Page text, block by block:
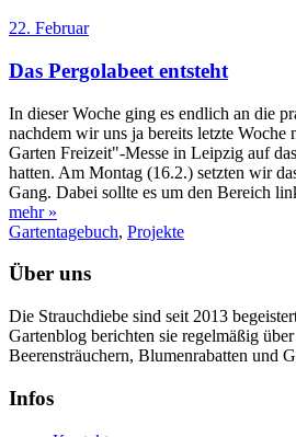
22. Februar
Das Pergolabeet entsteht
In dieser Woche ging es endlich an die
nachdem wir uns ja bereits letzte Woche
Garten Freizeit"-Messe in Leipzig auf
hatten. Am Montag (16.2.) setzten wir
Gang. Dabei sollte es um den Bereich
mehr »
Gartentagebuch, Projekte
Über uns
Die Strauchdiebe sind seit 2013
Gartenblog berichten sie regelmäßig
Beerensträuchern, Blumenrabatten und
Infos